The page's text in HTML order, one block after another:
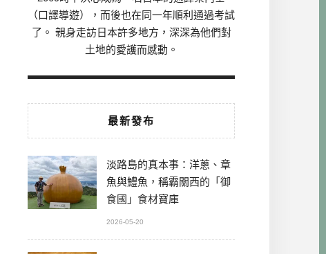
（口譯導遊），而後也在同一年順利通過考試
了。 親身走訪日本許多地方，深深為他們對
土地的愛護而感動。
最新發布
淡路島的真本事：洋蔥、章
魚與鱧魚，稱霸關西的「御
食國」食材寶庫
2026-05-20